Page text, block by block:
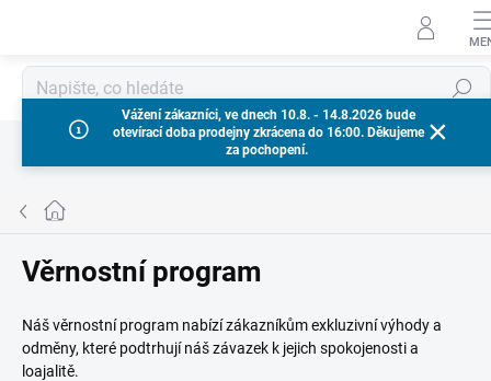
Vážení zákazníci, ve dnech 10.8. - 14.8.2026 bude
otevírací doba prodejny zkrácena do 16:00. Děkujeme
za pochopení.
Hledat
Domů
Věrnostní program
Náš věrnostní program nabízí zákazníkům exkluzivní výhody a
odměny, které podtrhují náš závazek k jejich spokojenosti a
loajalitě.